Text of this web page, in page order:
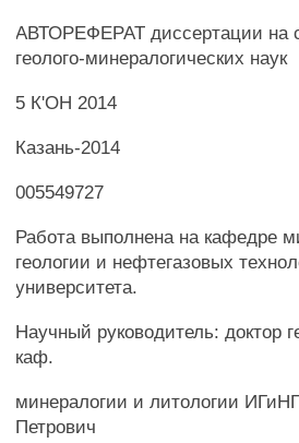
АВТОРЕФЕРАТ диссертации на
геолого-минералогических наук
5 К'ОН 2014
Казань-2014
005549727
Работа выполнена на кафедре
геологии и нефтегазовых
университета.
Научный руководитель: доктор
каф.
минералогии и литологии
Петрович